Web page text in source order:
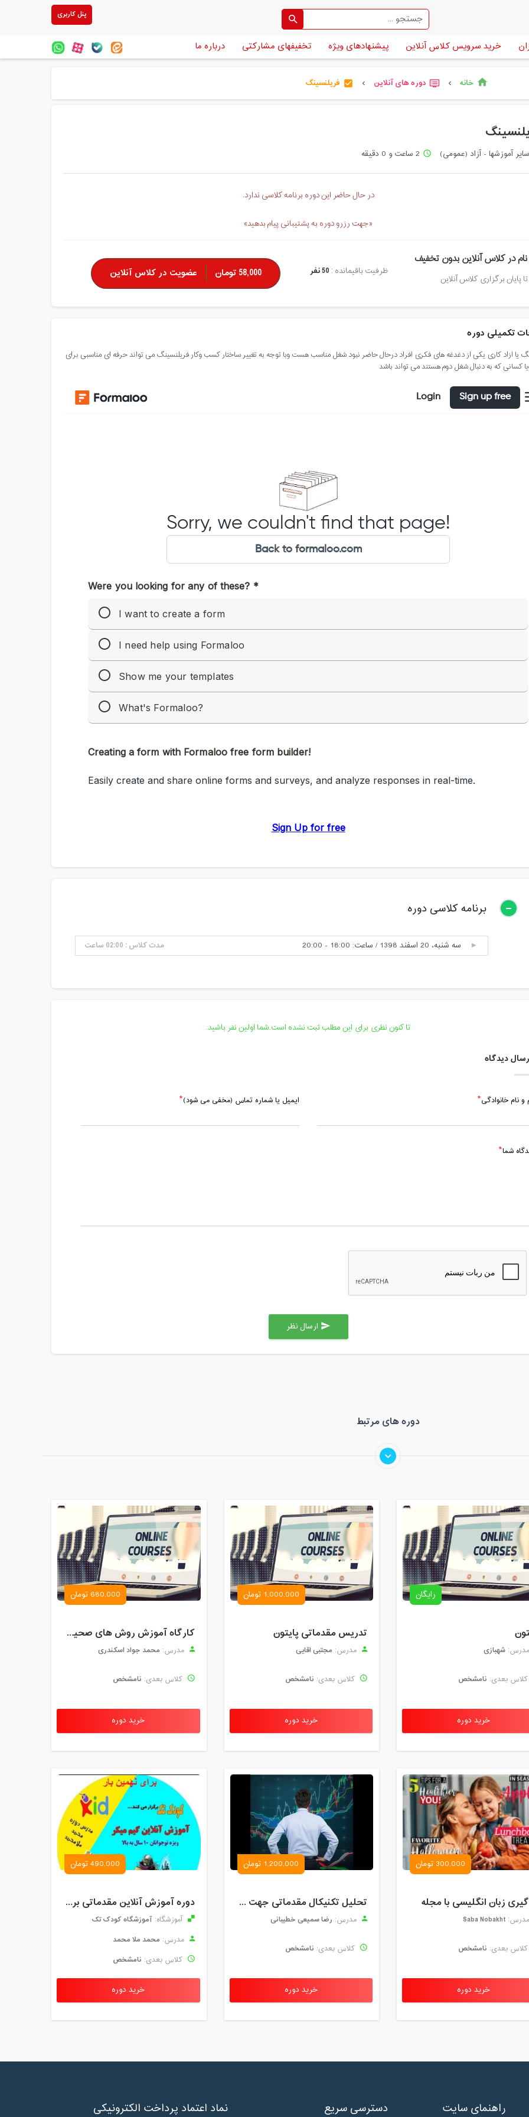
پنل کاربری
خرید سرویس کلاس آنلاین پیشنهادهای ویژه تخفیفهای مشارکتی درباره ما
home خانه chevron_left
dvr دوره های آنلاین chevron_left
check_box فریلنسینگ
سایر آموزشها - آزاد (عمومی) access_time 2 ساعت و 0 دقیقه
در حال حاضر این دوره برنامه کلاسی ندارد.
«جهت رزرو دوره به پشتیبانی پیام بدهید»
در کلاس آنلاین بدون تخفیف
پایان برگزاری کلاس آنلاین
ظرفیت باقیمانده : 50 نفر 58,000 تومان عضویت در کلاس آنلاین
تکمیلی دوره
یا ازاد کاری یکی از دغدغه های فکری افراد درحال حاضر نبود شغل مناسب هست وبا توجه به تغییر ساختار کسب وکار فریلنسینگ می تواند حرفه ای مناسبی برای
کسانی که به دنبال شغل دوم هستند می تواند باشد
برنامه کلاسی دوره
سه شنبه، 20 اسفند 1398 / ساعت: 18:00 - 20:00 مدت کلاس : 02:00 ساعت
تا کنون نظری برای این مطلب ثبت نشده است.شما اولین نفر باشید.
دیدگاه
و نام خانوادگی ایمیل یا شماره تماس (مخفی می شود)
شما
send
دوره های مرتبط
رایگان
مدرس: شهبازی
کلاس بعدی: نامشخص
خرید دوره
1,000,000 تومان
تدریس مقدماتی پایتون
مدرس: مجتبی اقایی
کلاس بعدی: نامشخص
خرید دوره
680,000 تومان
کارگاه آموزش روش های صحیح درس خواندن همراه با یادگیری بدون فراموشی
مدرس: محمد جواد اسکندری
کلاس بعدی: نامشخص
خرید دوره
300,000 تومان
زبان انگلیسی با مجله
مدرس: Saba Nobakht
کلاس بعدی: نامشخص
خرید دوره
1,200,000 تومان
تحلیل تکنیکال مقدماتی جهت ورود به بازار های مالی (رمز ارز و فارکس )
مدرس: رضا سمیعی خطیبانی
کلاس بعدی: نامشخص
خرید دوره
490,000 تومان
دوره آموزش آنلاین مقدماتی برنامه نویسی گیم میکر کودک و نوجوان (برای نهمین بار) کودک تک
آموزشگاه: آموزشگاه کودک تک
مدرس: محمد ملا محمد
کلاس بعدی: نامشخص
خرید دوره
راهنمای سایت دسترسی سریع نماد اعتماد پرداخت الکترونیکی